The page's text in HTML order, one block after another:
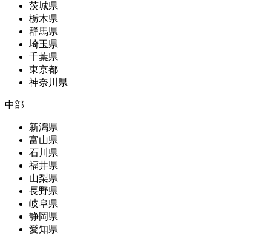
茨城県
栃木県
群馬県
埼玉県
千葉県
東京都
神奈川県
中部
新潟県
富山県
石川県
福井県
山梨県
長野県
岐阜県
静岡県
愛知県